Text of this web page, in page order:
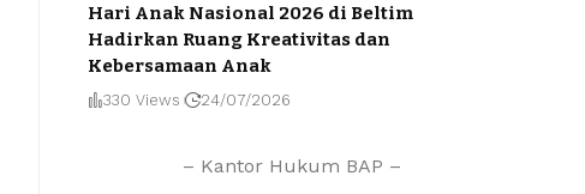
Hari Anak Nasional 2026 di Beltim
Hadirkan Ruang Kreativitas dan
Kebersamaan Anak
330 Views 24/07/2026
– Kantor Hukum BAP –